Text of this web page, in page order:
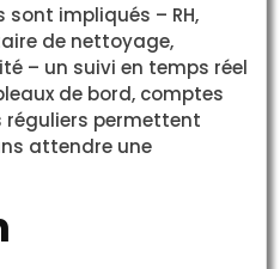
impliqués – RH,
de nettoyage,
– un suivi en temps réel
de bord, comptes
réguliers permettent
attendre une